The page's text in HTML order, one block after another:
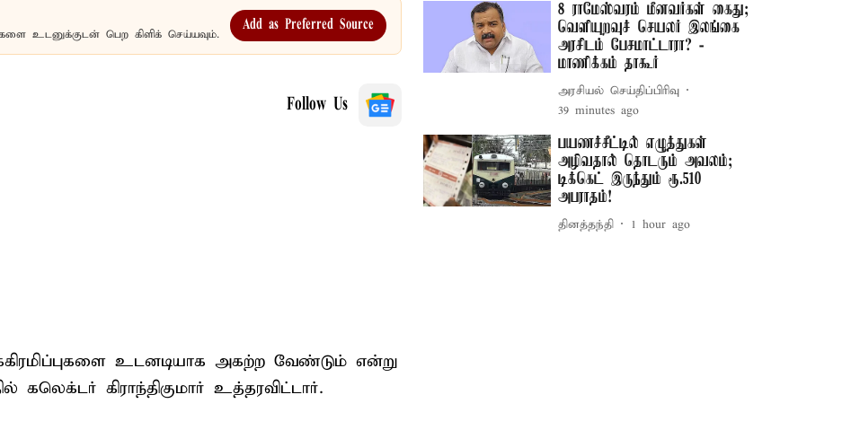
உடனுக்குடன் பெற கிளிக் செய்யவும்.
Add as Preferred Source
Follow Us
உடனடியாக அகற்ற வேண்டும் என்று
கலெக்டர் கிராந்திகுமார் உத்தரவிட்டார்.
8 ராமேஸ்வரம் மீனவர்கள் கைது;
வெளியுறவுச் செயலர் இலங்கை
அரசிடம் பேசமாட்டாரா? -
மாணிக்கம் தாகூர்
அரசியல் செய்திப்பிரிவு
39 minutes ago
பயணச்சீட்டில் எழுத்துகள்
அழிவதால் தொடரும் அவலம்;
டிக்கெட் இருந்தும் ரூ.510
அபராதம்!
தினத்தந்தி 1 hour ago